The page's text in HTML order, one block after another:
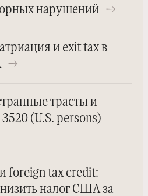
нарушений
→
и exit tax в
→
трасты и
(U.S. persons)
foreign tax credit:
налог США за